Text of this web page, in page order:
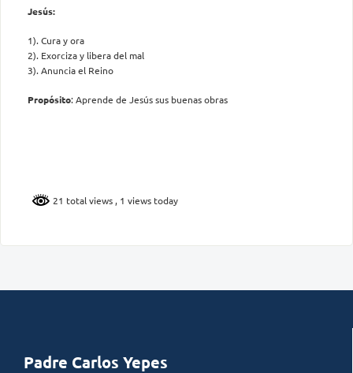
Jesús:
1). Cura y ora
2). Exorciza y libera del mal
3). Anuncia el Reino
Propósito: Aprende de Jesús sus buenas obras
21 total views , 1 views today
Padre Carlos Yepes